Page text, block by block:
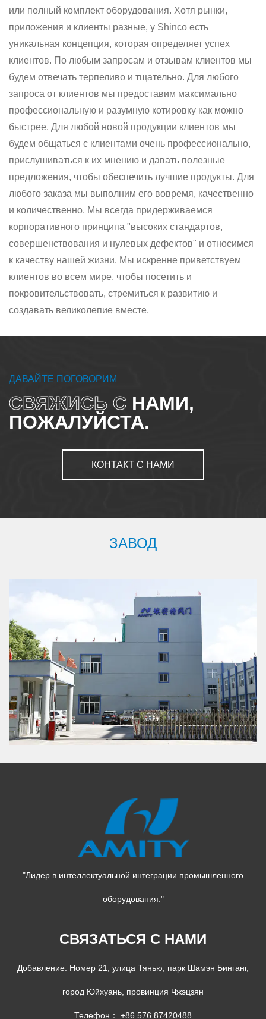
или полный комплект оборудования. Хотя рынки,
приложения и клиенты разные, у Shinco есть
уникальная концепция, которая определяет успех
клиентов. По любым запросам и отзывам клиентов мы
будем отвечать терпеливо и тщательно. Для любого
запроса от клиентов мы предоставим максимально
профессиональную и разумную котировку как можно
быстрее. Для любой новой продукции клиентов мы
будем общаться с клиентами очень профессионально,
прислушиваться к их мнению и давать полезные
предложения, чтобы обеспечить лучшие продукты. Для
любого заказа мы выполним его вовремя, качественно
и количественно. Мы всегда придерживаемся
корпоративного принципа "высоких стандартов,
совершенствования и нулевых дефектов" и относимся
к качеству нашей жизни. Мы искренне приветствуем
клиентов во всем мире, чтобы посетить и
покровительствовать, стремиться к развитию и
создавать великолепие вместе.
ДАВАЙТЕ ПОГОВОРИМ
СВЯЖИСЬ С НАМИ,
ПОЖАЛУЙСТА.
КОНТАКТ С НАМИ
ЗАВОД
"Лидер в интеллектуальной интеграции промышленного
оборудования."
СВЯЗАТЬСЯ С НАМИ
Добавление: Номер 21, улица Тянью, парк Шамэн Бинганг,
город Юйхуань, провинция Чжэцзян
Телефон： +86 576 87420488